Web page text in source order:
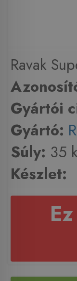
Ravak
Gyártói
Gyártó:
Súly: 35
Készlet: